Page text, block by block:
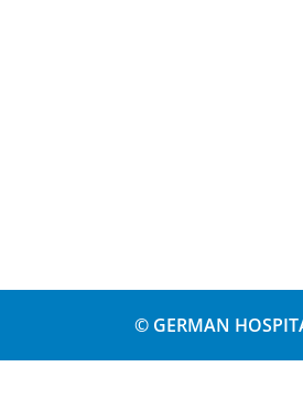
© GERMAN